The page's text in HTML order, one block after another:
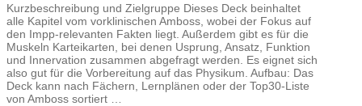
Kurzbeschreibung und Zielgruppe Dieses Deck beinhaltet
alle Kapitel vom vorklinischen Amboss, wobei der Fokus auf
den Impp-relevanten Fakten liegt. Außerdem gibt es für die
Muskeln Karteikarten, bei denen Usprung, Ansatz, Funktion
und Innervation zusammen abgefragt werden. Es eignet sich
also gut für die Vorbereitung auf das Physikum. Aufbau: Das
Deck kann nach Fächern, Lernplänen oder der Top30-Liste
von Amboss sortiert …